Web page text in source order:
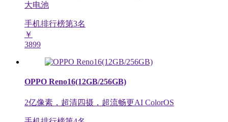
大电池
手机排行榜第3名
￥
3899
OPPO Reno16(12GB/256GB)
2亿像素，超清四摄，超流畅更AI ColorOS